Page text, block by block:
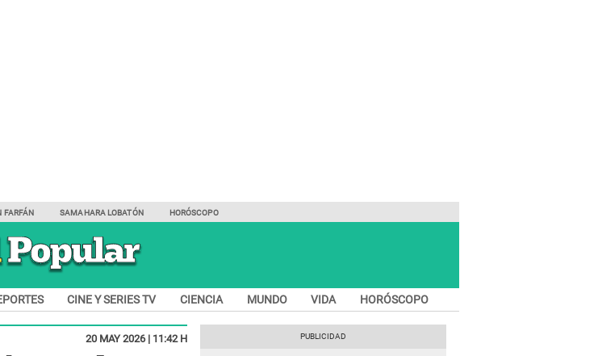
FARFÁN SAMAHARA LOBATÓN HORÓSCOPO
CINE Y SERIES TV CIENCIA MUNDO VIDA HORÓSCOPO
20 MAY 2026 | 11:42 H